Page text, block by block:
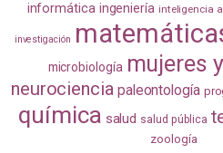
informática ingeniería inteligencia
investigación
microbiología mujeres
neurociencia paleontología
química salud salud pública
zoología